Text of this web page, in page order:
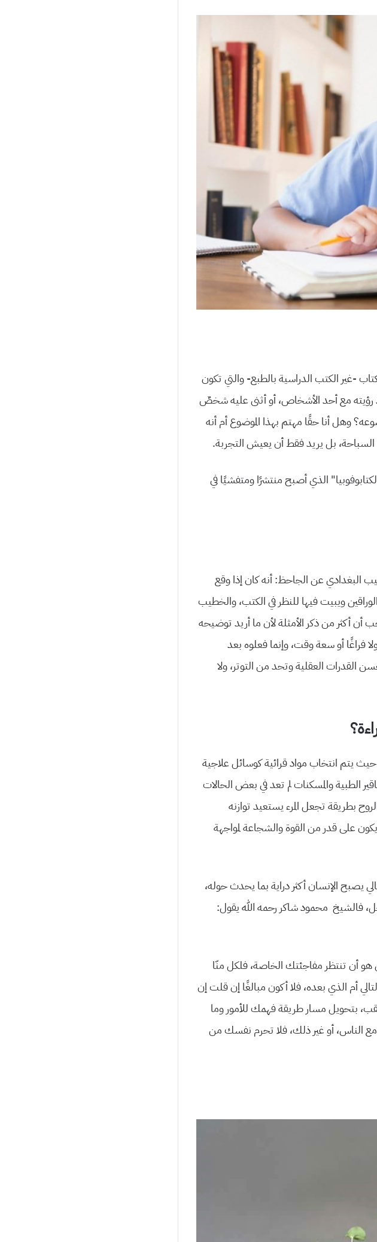
كتاب -غير الكتب الدراسية بالطبع- والتي تكون
رؤيته مع أحد الأشخاص، أو أثنى عليه شخصٌ
وهل أنا حقًا مهتم بهذا الموضوع أم أنه
بل يريد فقط أن يعيش التجربة.
الذي أصبح منتشرًا ومتفشيًا في
البغدادي عن الجاحظ: أنه كان إذا وقع
ويبيت فيها للنظر في الكتب، والخطيب
أن أكثر من ذكر الأمثلة لأن ما أريد توضيحه
فراغًا أو سعة وقت، وإنما فعلوه بعد
القدرات العقلية وتحد من التوتر، ولا
يتم انتخاب مواد قرائية كوسائل علاجية
الطبية والمسكنات لم تعد في بعض الحالات
بطريقة تجعل المرء يستعيد توازنه
على قدر من القوة والشجاعة لمواجهة
يصبح الإنسان أكثر دراية بما يحدث حوله،
فالشيخ محمود شاكر رحمه الله يقول:
أن تنتظر مفاجئتك الخاصة، فلكل منّا
أم الذي بعده، فلا أكون مبالغًا إن قلت إن
بتحويل مسار طريقة فهمك للأمور وما
الناس، أو غير ذلك، فلا تحرم نفسك من